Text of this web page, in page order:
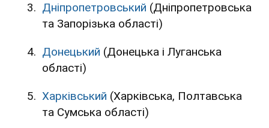
Дніпропетровський (Дніпропетровська
та Запорізька області)
Донецький (Донецька і Луганська
області)
Харківський (Харківська, Полтавська
та Сумська області)